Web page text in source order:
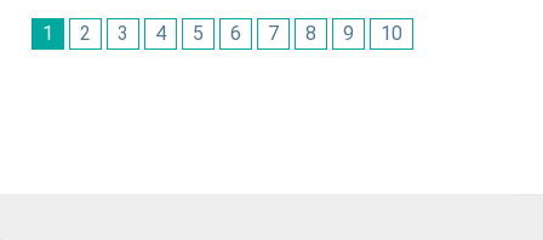
1 2 3 4 5 6 7 8 9 10